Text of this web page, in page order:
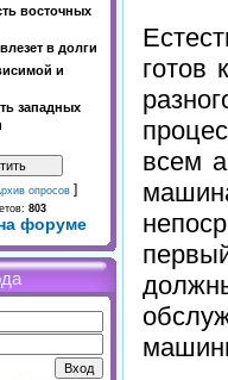
восточных
в долги
и
западных
опросов ]
803
форуме
готов
всем